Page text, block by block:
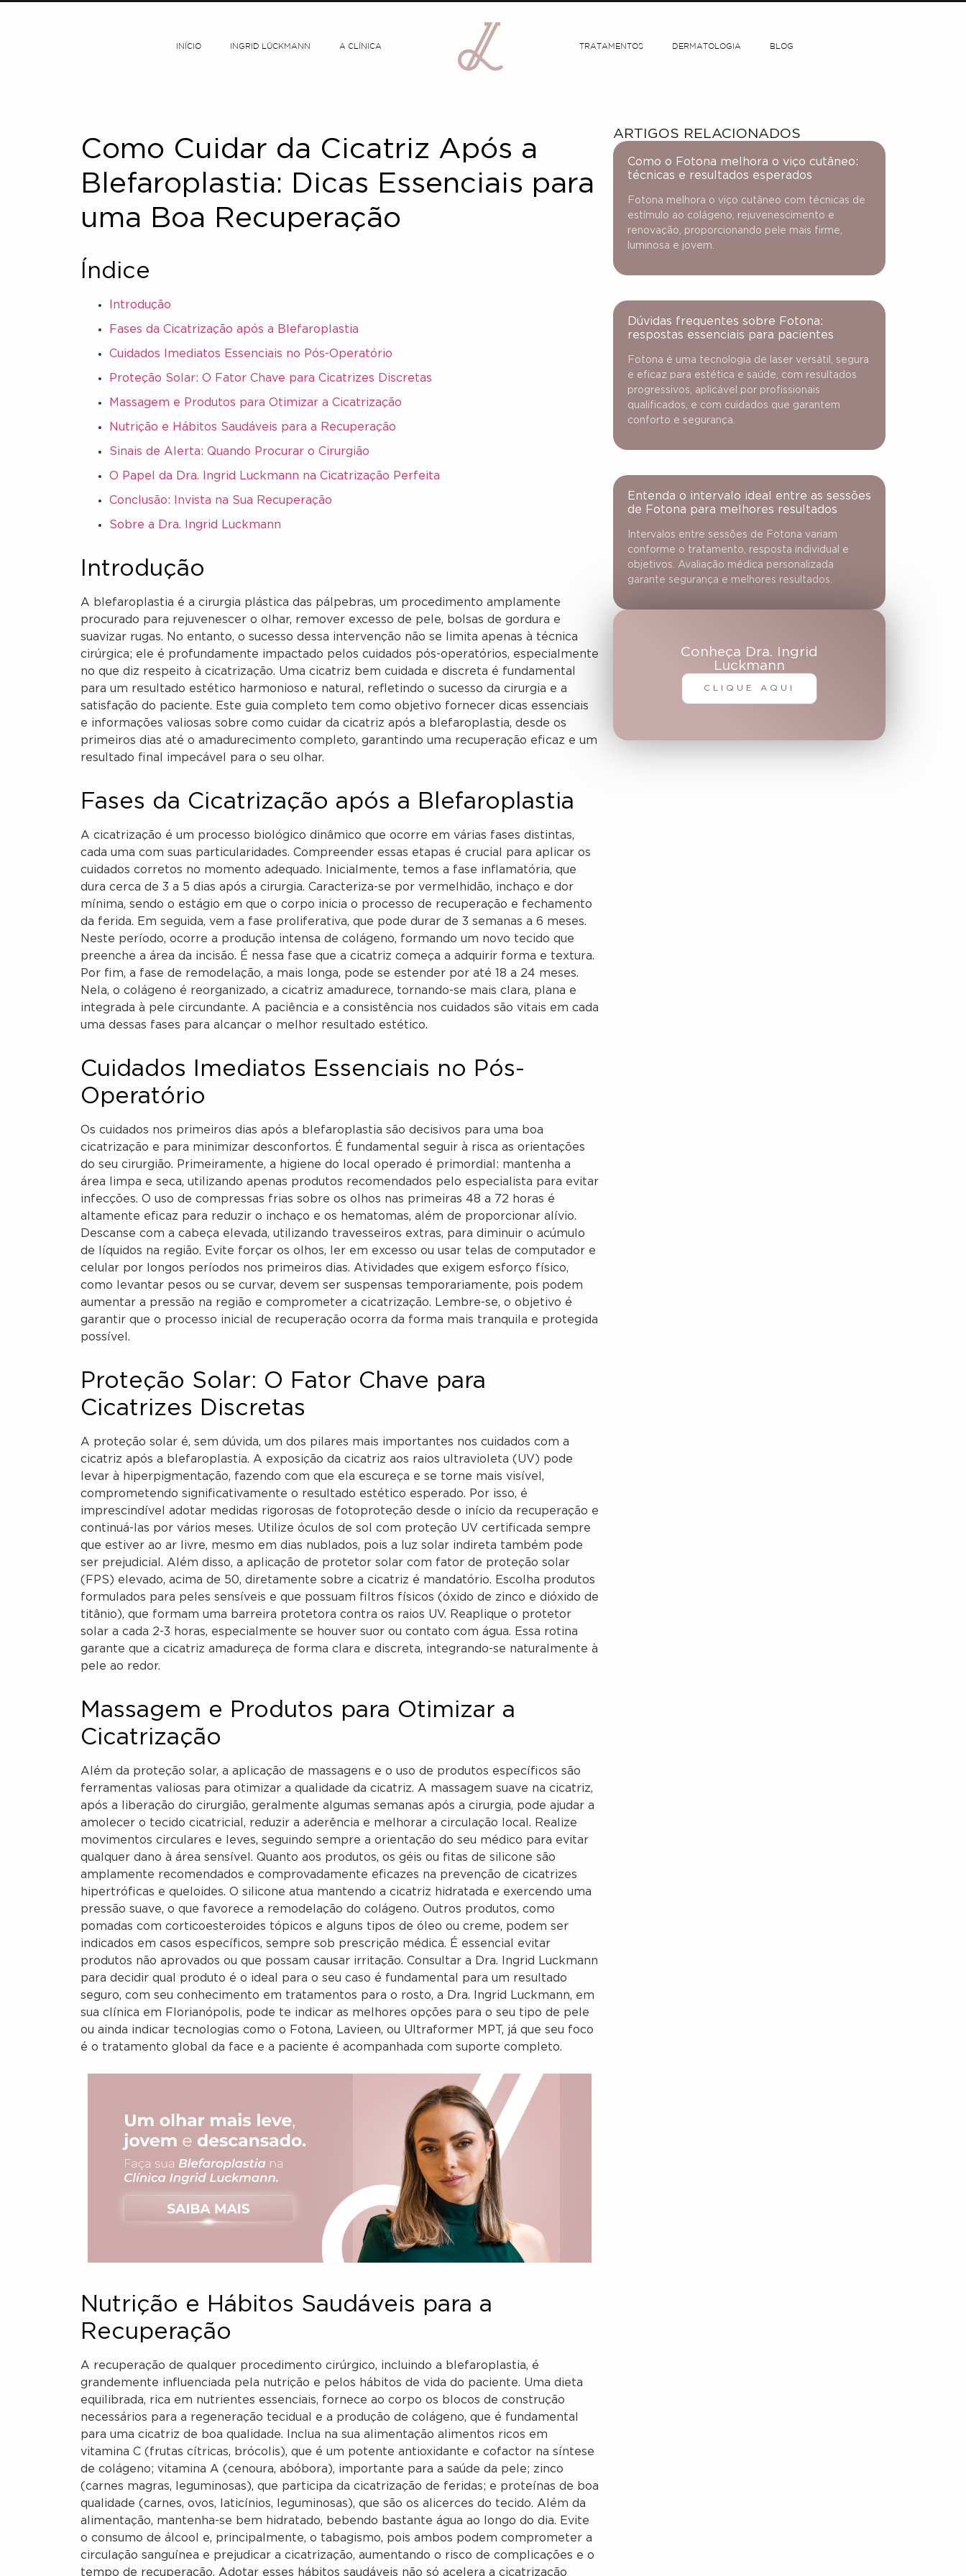
INÍCIO INGRID LÜCKMANN A CLÍNICA TRATAMENTOS DERMATOLOGIA BLOG
Como Cuidar da Cicatriz Após a
Blefaroplastia: Dicas Essenciais para
uma Boa Recuperação
Índice
Introdução
Fases da Cicatrização após a Blefaroplastia
Cuidados Imediatos Essenciais no Pós-Operatório
Proteção Solar: O Fator Chave para Cicatrizes Discretas
Massagem e Produtos para Otimizar a Cicatrização
Nutrição e Hábitos Saudáveis para a Recuperação
Sinais de Alerta: Quando Procurar o Cirurgião
O Papel da Dra. Ingrid Luckmann na Cicatrização Perfeita
Conclusão: Invista na Sua Recuperação
Sobre a Dra. Ingrid Luckmann
Introdução
A blefaroplastia é a cirurgia plástica das pálpebras, um procedimento amplamente
procurado para rejuvenescer o olhar, remover excesso de pele, bolsas de gordura e
suavizar rugas. No entanto, o sucesso dessa intervenção não se limita apenas à técnica
cirúrgica; ele é profundamente impactado pelos cuidados pós-operatórios, especialmente
no que diz respeito à cicatrização. Uma cicatriz bem cuidada e discreta é fundamental
para um resultado estético harmonioso e natural, refletindo o sucesso da cirurgia e a
satisfação do paciente. Este guia completo tem como objetivo fornecer dicas essenciais
e informações valiosas sobre como cuidar da cicatriz após a blefaroplastia, desde os
primeiros dias até o amadurecimento completo, garantindo uma recuperação eficaz e um
resultado final impecável para o seu olhar.
Fases da Cicatrização após a Blefaroplastia
A cicatrização é um processo biológico dinâmico que ocorre em várias fases distintas,
cada uma com suas particularidades. Compreender essas etapas é crucial para aplicar os
cuidados corretos no momento adequado. Inicialmente, temos a fase inflamatória, que
dura cerca de 3 a 5 dias após a cirurgia. Caracteriza-se por vermelhidão, inchaço e dor
mínima, sendo o estágio em que o corpo inicia o processo de recuperação e fechamento
da ferida. Em seguida, vem a fase proliferativa, que pode durar de 3 semanas a 6 meses.
Neste período, ocorre a produção intensa de colágeno, formando um novo tecido que
preenche a área da incisão. É nessa fase que a cicatriz começa a adquirir forma e textura.
Por fim, a fase de remodelação, a mais longa, pode se estender por até 18 a 24 meses.
Nela, o colágeno é reorganizado, a cicatriz amadurece, tornando-se mais clara, plana e
integrada à pele circundante. A paciência e a consistência nos cuidados são vitais em cada
uma dessas fases para alcançar o melhor resultado estético.
Cuidados Imediatos Essenciais no Pós-
Operatório
Os cuidados nos primeiros dias após a blefaroplastia são decisivos para uma boa
cicatrização e para minimizar desconfortos. É fundamental seguir à risca as orientações
do seu cirurgião. Primeiramente, a higiene do local operado é primordial: mantenha a
área limpa e seca, utilizando apenas produtos recomendados pelo especialista para evitar
infecções. O uso de compressas frias sobre os olhos nas primeiras 48 a 72 horas é
altamente eficaz para reduzir o inchaço e os hematomas, além de proporcionar alívio.
Descanse com a cabeça elevada, utilizando travesseiros extras, para diminuir o acúmulo
de líquidos na região. Evite forçar os olhos, ler em excesso ou usar telas de computador e
celular por longos períodos nos primeiros dias. Atividades que exigem esforço físico,
como levantar pesos ou se curvar, devem ser suspensas temporariamente, pois podem
aumentar a pressão na região e comprometer a cicatrização. Lembre-se, o objetivo é
garantir que o processo inicial de recuperação ocorra da forma mais tranquila e protegida
possível.
Proteção Solar: O Fator Chave para
Cicatrizes Discretas
A proteção solar é, sem dúvida, um dos pilares mais importantes nos cuidados com a
cicatriz após a blefaroplastia. A exposição da cicatriz aos raios ultravioleta (UV) pode
levar à hiperpigmentação, fazendo com que ela escureça e se torne mais visível,
comprometendo significativamente o resultado estético esperado. Por isso, é
imprescindível adotar medidas rigorosas de fotoproteção desde o início da recuperação e
continuá-las por vários meses. Utilize óculos de sol com proteção UV certificada sempre
que estiver ao ar livre, mesmo em dias nublados, pois a luz solar indireta também pode
ser prejudicial. Além disso, a aplicação de protetor solar com fator de proteção solar
(FPS) elevado, acima de 50, diretamente sobre a cicatriz é mandatório. Escolha produtos
formulados para peles sensíveis e que possuam filtros físicos (óxido de zinco e dióxido de
titânio), que formam uma barreira protetora contra os raios UV. Reaplique o protetor
solar a cada 2-3 horas, especialmente se houver suor ou contato com água. Essa rotina
garante que a cicatriz amadureça de forma clara e discreta, integrando-se naturalmente à
pele ao redor.
Massagem e Produtos para Otimizar a
Cicatrização
Além da proteção solar, a aplicação de massagens e o uso de produtos específicos são
ferramentas valiosas para otimizar a qualidade da cicatriz. A massagem suave na cicatriz,
após a liberação do cirurgião, geralmente algumas semanas após a cirurgia, pode ajudar a
amolecer o tecido cicatricial, reduzir a aderência e melhorar a circulação local. Realize
movimentos circulares e leves, seguindo sempre a orientação do seu médico para evitar
qualquer dano à área sensível. Quanto aos produtos, os géis ou fitas de silicone são
amplamente recomendados e comprovadamente eficazes na prevenção de cicatrizes
hipertróficas e queloides. O silicone atua mantendo a cicatriz hidratada e exercendo uma
pressão suave, o que favorece a remodelação do colágeno. Outros produtos, como
pomadas com corticoesteroides tópicos e alguns tipos de óleo ou creme, podem ser
indicados em casos específicos, sempre sob prescrição médica. É essencial evitar
produtos não aprovados ou que possam causar irritação. Consultar a Dra. Ingrid Luckmann
para decidir qual produto é o ideal para o seu caso é fundamental para um resultado
seguro, com seu conhecimento em tratamentos para o rosto, a Dra. Ingrid Luckmann, em
sua clínica em Florianópolis, pode te indicar as melhores opções para o seu tipo de pele
ou ainda indicar tecnologias como o Fotona, Lavieen, ou Ultraformer MPT, já que seu foco
é o tratamento global da face e a paciente é acompanhada com suporte completo.
Nutrição e Hábitos Saudáveis para a
Recuperação
A recuperação de qualquer procedimento cirúrgico, incluindo a blefaroplastia, é
grandemente influenciada pela nutrição e pelos hábitos de vida do paciente. Uma dieta
equilibrada, rica em nutrientes essenciais, fornece ao corpo os blocos de construção
necessários para a regeneração tecidual e a produção de colágeno, que é fundamental
para uma cicatriz de boa qualidade. Inclua na sua alimentação alimentos ricos em
vitamina C (frutas cítricas, brócolis), que é um potente antioxidante e cofactor na síntese
de colágeno; vitamina A (cenoura, abóbora), importante para a saúde da pele; zinco
(carnes magras, leguminosas), que participa da cicatrização de feridas; e proteínas de boa
qualidade (carnes, ovos, laticínios, leguminosas), que são os alicerces do tecido. Além da
alimentação, mantenha-se bem hidratado, bebendo bastante água ao longo do dia. Evite
o consumo de álcool e, principalmente, o tabagismo, pois ambos podem comprometer a
circulação sanguínea e prejudicar a cicatrização, aumentando o risco de complicações e o
tempo de recuperação. Adotar esses hábitos saudáveis não só acelera a cicatrização
ARTIGOS RELACIONADOS
Como o Fotona melhora o viço cutâneo:
técnicas e resultados esperados
Fotona melhora o viço cutâneo com técnicas de
estímulo ao colágeno, rejuvenescimento e
renovação, proporcionando pele mais firme,
luminosa e jovem.
Dúvidas frequentes sobre Fotona:
respostas essenciais para pacientes
Fotona é uma tecnologia de laser versátil, segura
e eficaz para estética e saúde, com resultados
progressivos, aplicável por profissionais
qualificados, e com cuidados que garantem
conforto e segurança.
Entenda o intervalo ideal entre as sessões
de Fotona para melhores resultados
Intervalos entre sessões de Fotona variam
conforme o tratamento, resposta individual e
objetivos. Avaliação médica personalizada
garante segurança e melhores resultados.
Conheça Dra. Ingrid
Luckmann
CLIQUE AQUI